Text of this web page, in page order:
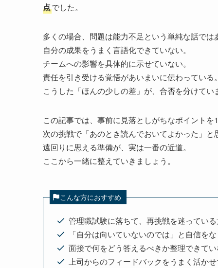
点でした。
多くの場合、問題は能力不足という単純な話では
自分の成果をうまく言語化できていない。
チームへの影響を具体的に示せていない。
責任を引き受ける覚悟があいまいに伝わっている
こうした「ほんの少しの差」が、合否を分けてい
この記事では、事前に見落としがちなポイント
次の挑戦で「あのとき読んでおいてよかった」
遠回りに思える準備が、実は一番の近道。
ここから一緒に整えていきましょう。
こんな方におすすめ
管理職試験に落ちて、再挑戦を迷ってい
「自分は向いていないのでは」と自信を
面接で何をどう答えるべきか整理できて
上司からのフィードバックをうまく活か